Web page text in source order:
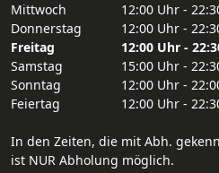
Mittwoch
12:00 Uhr -
Donnerstag
12:00 Uhr -
Freitag
12:00 Uhr -
Samstag
15:00 Uhr -
Sonntag
12:00 Uhr -
Feiertag
12:00 Uhr -
In den Zeiten, die mit Abh.
ist NUR Abholung möglich.